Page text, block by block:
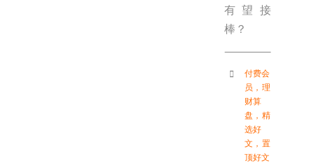
有望接
棒？
付费会
员 ， 理
财算
盘 ， 精
选好
文 ， 置
顶好文